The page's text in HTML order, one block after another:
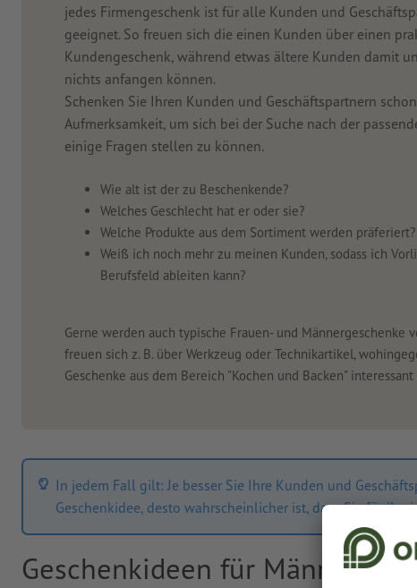
jedes Firmengeschenk ist für alle Kunden und
geeignet. So freuen sich die einen Kunden über einen
Kundengeschenk, während etwas ältere Kunden damit
nichts anfangen können.
Schenken Sie Ihren Kunden und Geschäftspartnern
Aufmerksamkeit, um sich bei der Suche nach der
einige Fragen stellen zu können.
Wie alt ist der zu Beschenkende?
Welches Geschlecht hat er oder sie?
Welche Produkte aus dem Sortiment werden präferiert?
Weiß ich noch mehr zu meinen Kunden, sodass ich
Berufsfeld ableiten kann?
Gerne werden auch typische Frauen- und Männergeschenke
freuen sich z. B. über Werkzeug oder Technikartikel,
Geschenke aus dem Bereich "Kochen und Backen"
In jedem Fall gilt: Je besser Sie Ihre Kunden und
Geschenkidee, desto wahrscheinlicher ist, dass Sie für
Geschenkideen für Männer